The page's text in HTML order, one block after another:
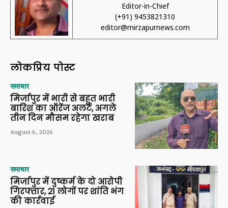
Editor-in-Chief
(+91) 9453821310
editor@mirzapurnews.com
लोकप्रिय पोस्ट
समाचार
मिर्जापुर में भारी से बहुत भारी
बारिश का ऑरेंज अलर्ट, अगले
तीन दिन मौसम रहेगा खराब
August 6, 2026
समाचार
मिर्जापुर में दुष्कर्म के दो आरोपी
गिरफ्तार, 21 लोगों पर शांति भंग
की कार्रवाई